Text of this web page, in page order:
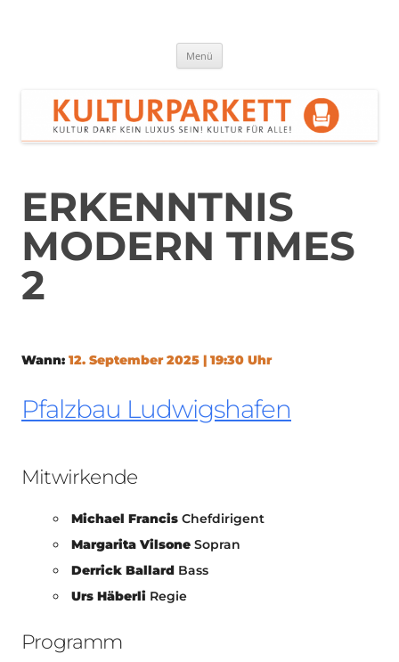
Menü
ERKENNTNIS
MODERN TIMES
2
Wann: 12. September 2025 | 19:30 Uhr
Pfalzbau Ludwigshafen
Mitwirkende
Michael Francis Chefdirigent
Margarita Vilsone Sopran
Derrick Ballard Bass
Urs Häberli Regie
Programm